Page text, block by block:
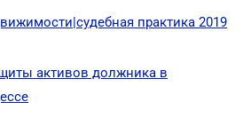
практика 2019
активов должника в